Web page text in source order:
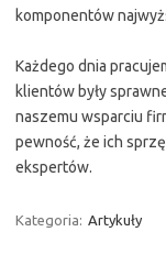
komponentów
Każdego dnia
klientów były
naszemu wsparciu
pewność, że ich
ekspertów.
Kategoria: Artykuły